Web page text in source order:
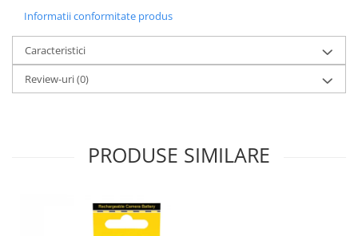
Informatii conformitate produs
Caracteristici
Review-uri(0)
PRODUSE SIMILARE